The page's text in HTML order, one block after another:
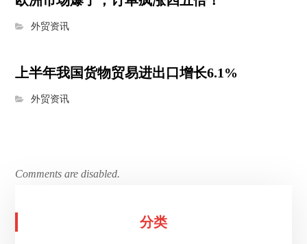
外贸资讯
上半年我国货物贸易进出口增长6.1%
外贸资讯
Comments are disabled.
分类